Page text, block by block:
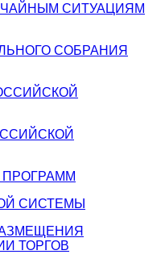
СИТУАЦИЯМ
СОБРАНИЯ
ПРОГРАММ
СИСТЕМЫ
ТОРГОВ